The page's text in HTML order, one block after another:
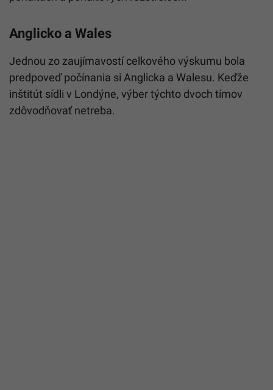
Anglicko a Wales
Jednou zo zaujímavostí celkového výskumu bola
predpoveď počínania si Anglicka a Walesu. Keďže
inštitút sídli v Londýne, výber týchto dvoch tímov
zdôvodňovať netreba.